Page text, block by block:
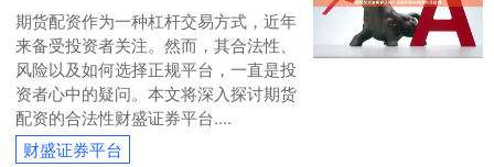
期货配资作为一种杠杆交易方式，近年
来备受投资者关注。然而，其合法性、
风险以及如何选择正规平台，一直是投
资者心中的疑问。本文将深入探讨期货
配资的合法性财盛证券平台....
财盛证券平台